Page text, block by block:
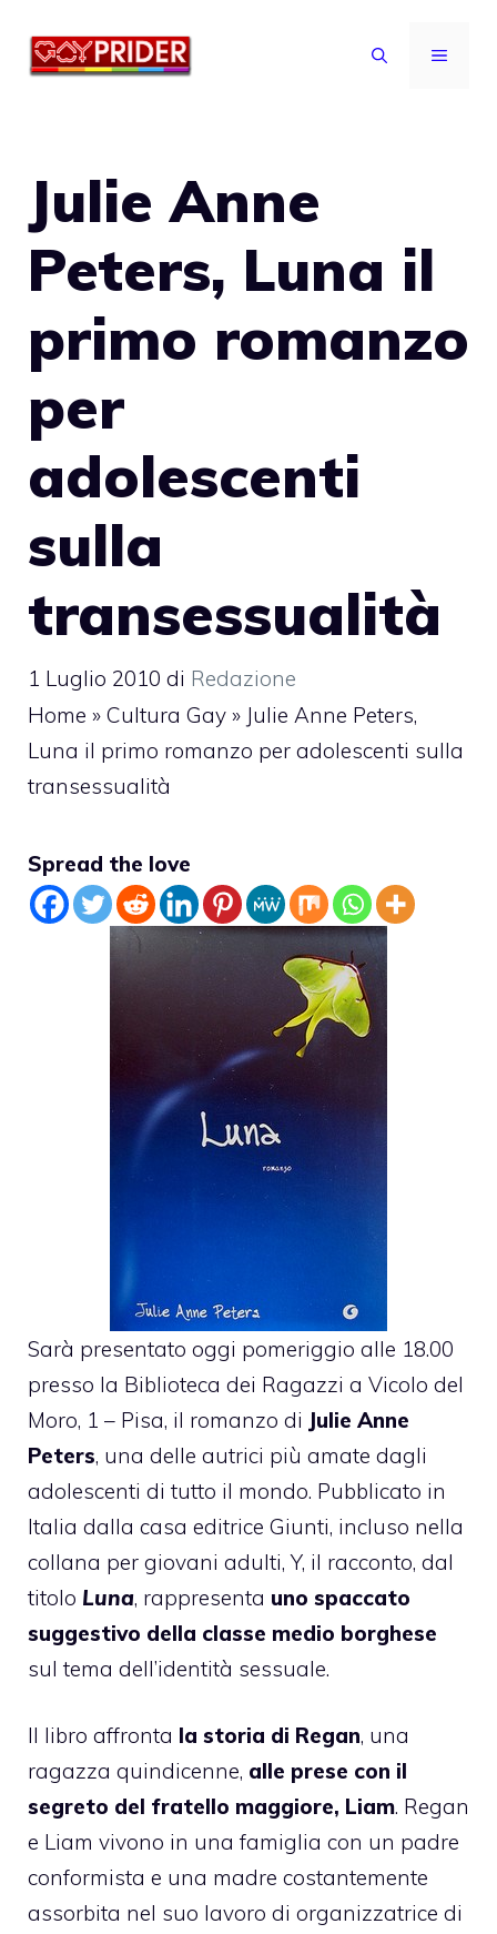
MENU
Julie Anne
Peters, Luna il
primo romanzo
per
adolescenti
sulla
transessualità
1 Luglio 2010 di Redazione
Home » Cultura Gay » Julie Anne Peters,
Luna il primo romanzo per adolescenti sulla
transessualità
Spread the love
Sarà presentato oggi pomeriggio alle 18.00
presso la Biblioteca dei Ragazzi a Vicolo del
Moro, 1 – Pisa, il romanzo di Julie Anne
Peters, una delle autrici più amate dagli
adolescenti di tutto il mondo. Pubblicato in
Italia dalla casa editrice Giunti, incluso nella
collana per giovani adulti, Y, il racconto, dal
titolo Luna, rappresenta uno spaccato
suggestivo della classe medio borghese
sul tema dell’identità sessuale.
Il libro affronta la storia di Regan, una
ragazza quindicenne, alle prese con il
segreto del fratello maggiore, Liam. Regan
e Liam vivono in una famiglia con un padre
conformista e una madre costantemente
assorbita nel suo lavoro di organizzatrice di